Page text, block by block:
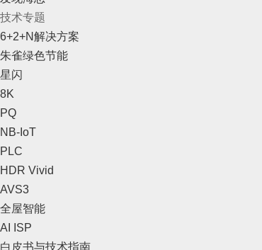
技术专题
6+2+N解决方案
朱雀绿色节能
星闪
8K
PQ
NB-IoT
PLC
HDR Vivid
AVS3
全屋智能
AI ISP
白皮书与技术指南